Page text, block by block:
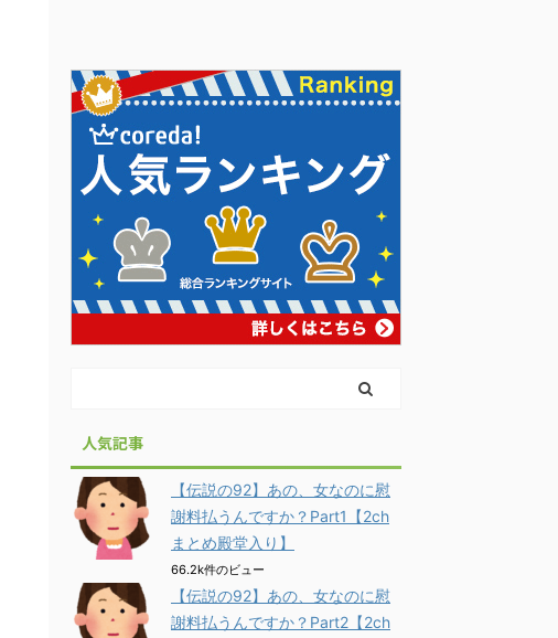
人気記事
【伝説の92】あの、女なのに慰
謝料払うんですか？Part1【2ch
まとめ殿堂入り】
66.2k件のビュー
【伝説の92】あの、女なのに慰
謝料払うんですか？Part2【2ch